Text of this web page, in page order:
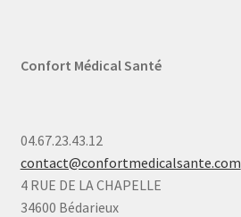
Confort Médical Santé
04.67.23.43.12
contact@confortmedicalsante.com
4 RUE DE LA CHAPELLE
34600 Bédarieux